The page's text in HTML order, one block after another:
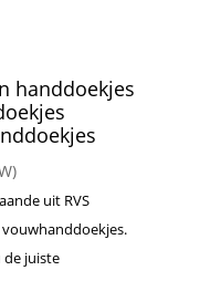
handdoekjes
uit RVS
de juiste